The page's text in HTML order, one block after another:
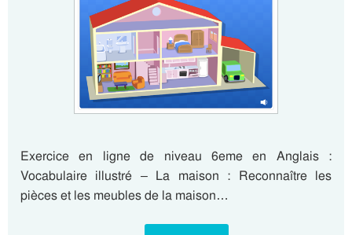
Exercice en ligne de niveau 6eme en Anglais :
Vocabulaire illustré – La maison : Reconnaître les
pièces et les meubles de la maison…